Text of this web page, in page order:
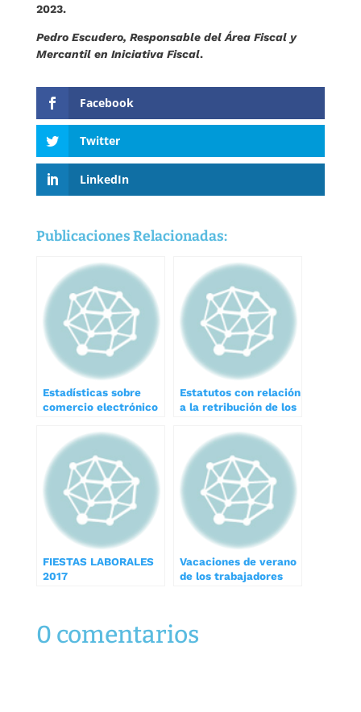
2023.
Pedro Escudero, Responsable del Área Fiscal y
Mercantil en Iniciativa Fiscal.
Facebook
Twitter
LinkedIn
Publicaciones Relacionadas:
Estadísticas sobre
comercio electrónico
Estatutos con relación
a la retribución de los
sociedades
FIESTAS LABORALES
2017
Vacaciones de verano
de los trabajadores
0 comentarios